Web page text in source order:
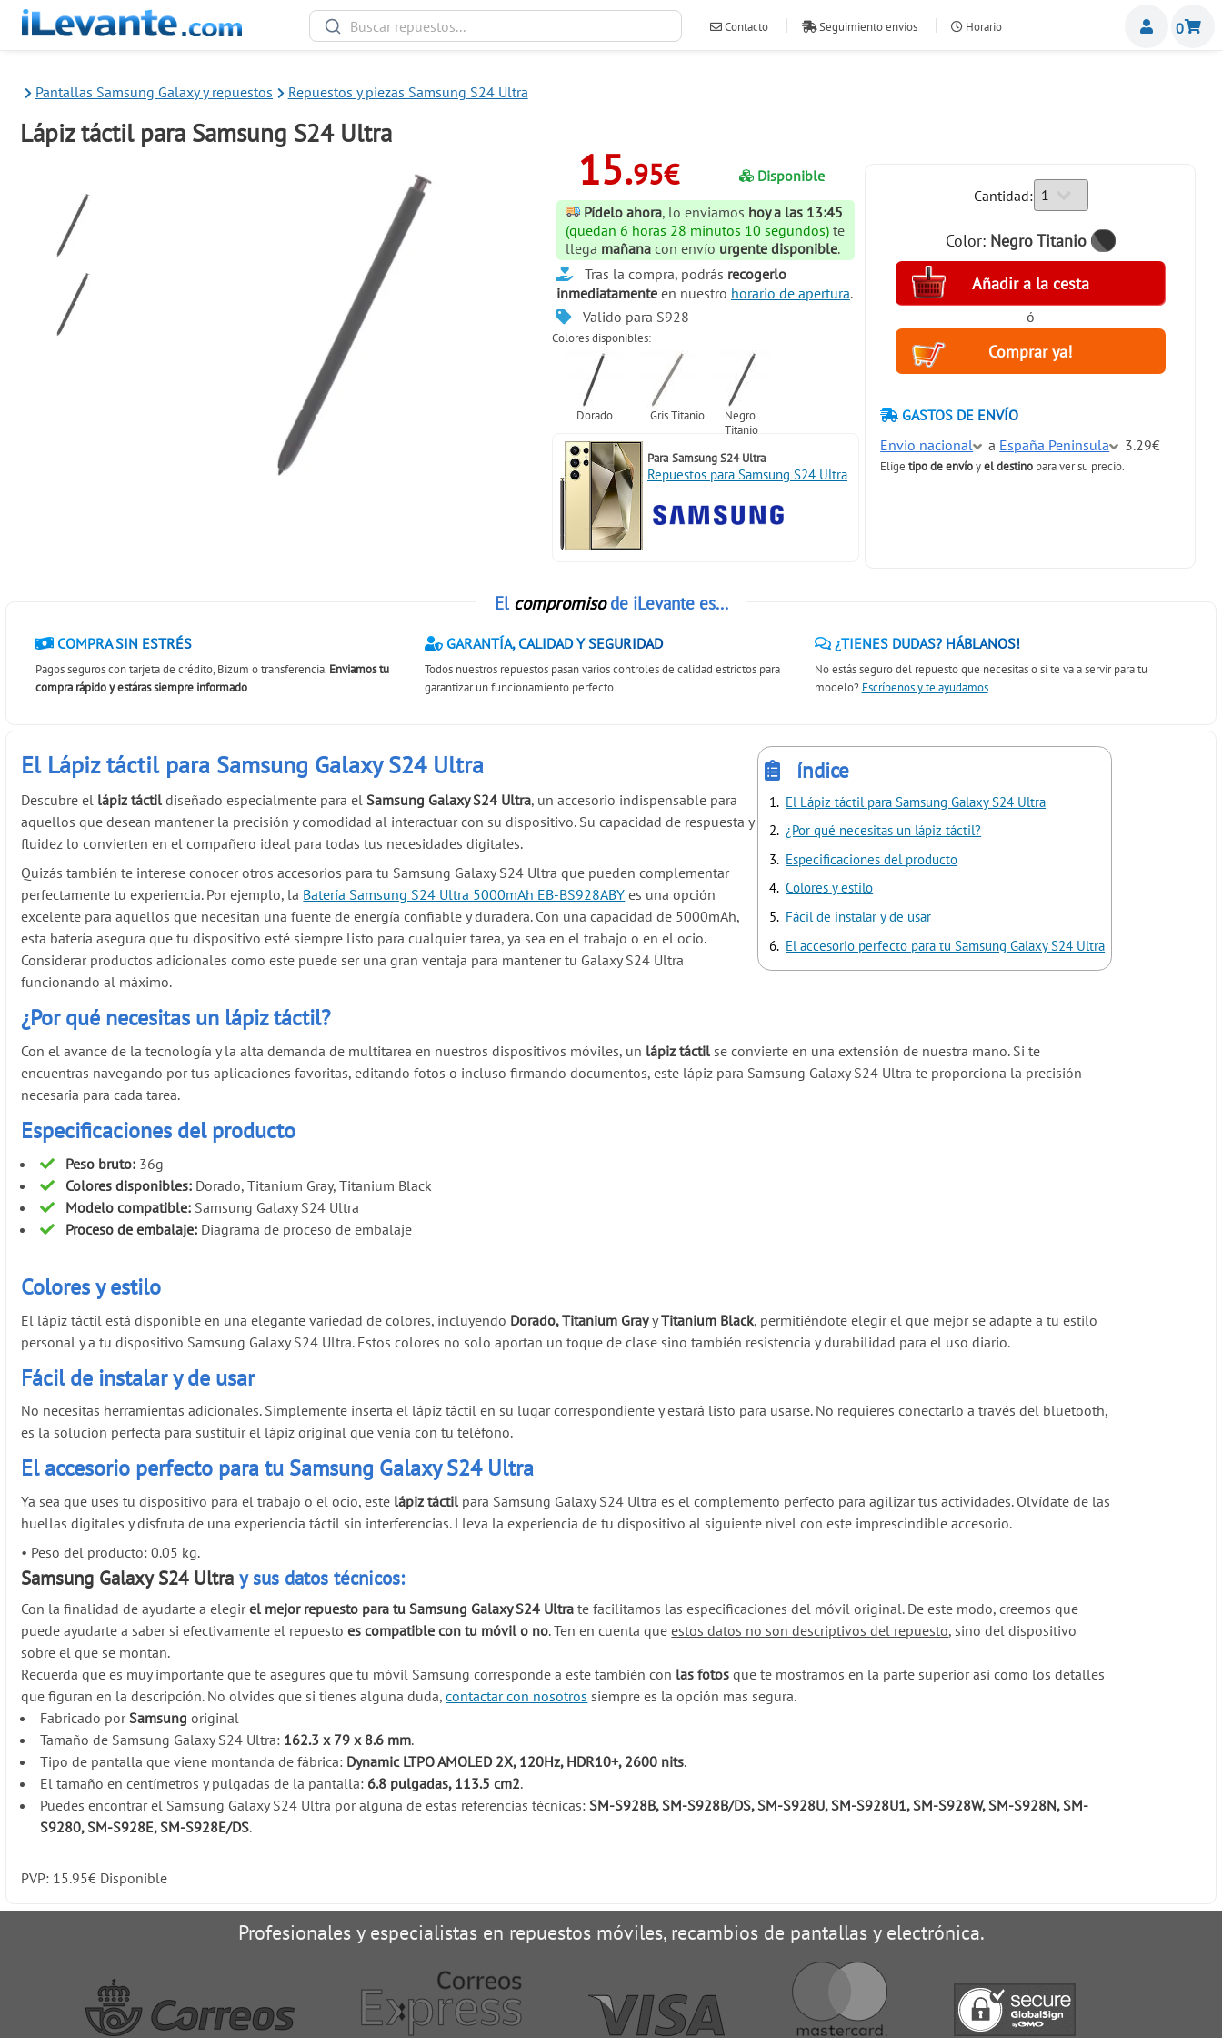
Contacto Seguimiento envíos Horario 0
Pantallas Samsung Galaxy y repuestos Repuestos y piezas Samsung S24 Ultra
Lápiz táctil para Samsung S24 Ultra
15.95€
Disponible
Pídelo ahora, lo enviamos hoy a las 13:45
(quedan 6 horas 28 minutos 9 segundos)te
llega mañana con envío urgente disponible.
Tras la compra, podrás recogerlo
inmediatamenteen nuestro horario de apertura.
Valido para S928
Colores disponibles:
Para Samsung S24 Ultra
Repuestos para Samsung S24 Ultra
Cantidad:
Color: Negro Titanio
ó
GASTOS DE ENVÍO
Envio nacional
a España Peninsula 3.29€
Eligetipo de envíoyel destino para ver su precio.
El compromisode iLevante es...
COMPRA SIN ESTRÉS
Pagos seguros con tarjeta de crédito, Bizum o transferencia. Enviamos tu
compra rápido y estáras siempre informado.
GARANTÍA, CALIDAD Y SEGURIDAD
Todos nuestros repuestos pasan varios controles de calidad estrictos para
garantizar un funcionamiento perfecto.
¿TIENES DUDAS? HÁBLANOS!
No estás seguro del repuesto que necesitas o si te va a servir para tu
modelo? Escríbenos y te ayudamos
índice
El Lápiz táctil para Samsung Galaxy S24 Ultra
¿Por qué necesitas un lápiz táctil?
Especificaciones del producto
Colores y estilo
Fácil de instalar y de usar
El accesorio perfecto para tu Samsung Galaxy S24 Ultra
El Lápiz táctil para Samsung Galaxy S24 Ultra
Descubre el lápiz táctil diseñado especialmente para elSamsung Galaxy S24 Ultra, un accesorio indispensable para
aquellos que desean mantener la precisión y comodidad al interactuar con su dispositivo. Su capacidad de respuesta y
fluidez lo convierten en el compañero ideal para todas tus necesidades digitales.
Quizás también te interese conocer otros accesorios para tu Samsung Galaxy S24 Ultra que pueden complementar
perfectamente tu experiencia. Por ejemplo, la Batería Samsung S24 Ultra 5000mAh EB-BS928ABY es una opción
excelente para aquellos que necesitan una fuente de energía confiable y duradera. Con una capacidad de 5000mAh,
esta batería asegura que tu dispositivo esté siempre listo para cualquier tarea, ya sea en el trabajo o en el ocio.
Considerar productos adicionales como este puede ser una gran ventaja para mantener tu Galaxy S24 Ultra
funcionando al máximo.
¿Por qué necesitas un lápiz táctil?
Con el avance de la tecnología y la alta demanda de multitarea en nuestros dispositivos móviles, un lápiz táctil se convierte en una extensión de nuestra mano. Si te
encuentras navegando por tus aplicaciones favoritas, editando fotos o incluso firmando documentos, este lápiz para Samsung Galaxy S24 Ultra te proporciona la precisión
necesaria para cada tarea.
Especificaciones del producto
Peso bruto: 36g
Colores disponibles: Dorado, Titanium Gray, Titanium Black
Modelo compatible: Samsung Galaxy S24 Ultra
Proceso de embalaje: Diagrama de proceso de embalaje
Colores y estilo
El lápiz táctil está disponible en una elegante variedad de colores, incluyendo Dorado, Titanium GrayyTitanium Black, permitiéndote elegir el que mejor se adapte a tu estilo
personal y a tu dispositivo Samsung Galaxy S24 Ultra. Estos colores no solo aportan un toque de clase sino también resistencia y durabilidad para el uso diario.
Fácil de instalar y de usar
No necesitas herramientas adicionales. Simplemente inserta el lápiz táctil en su lugar correspondiente y estará listo para usarse. No requieres conectarlo a través del bluetooth,
es la solución perfecta para sustituir el lápiz original que venía con tu teléfono.
El accesorio perfecto para tu Samsung Galaxy S24 Ultra
Ya sea que uses tu dispositivo para el trabajo o el ocio, este lápiz táctil para Samsung Galaxy S24 Ultra es el complemento perfecto para agilizar tus actividades. Olvídate de las
huellas digitales y disfruta de una experiencia táctil sin interferencias. Lleva la experiencia de tu dispositivo al siguiente nivel con este imprescindible accesorio.
• Peso del producto: 0.05 kg.
Samsung Galaxy S24 Ultra y sus datos técnicos:
Con la finalidad de ayudarte a elegirel mejor repuesto para tu Samsung Galaxy S24 Ultra te facilitamos las especificaciones del móvil original. De este modo, creemos que
puede ayudarte a saber si efectivamente el repuestoes compatible con tu móvil o no. Ten en cuenta queestos datos no son descriptivos del repuesto, sino del dispositivo
sobre el que se montan.
Recuerda que es muy importante que te asegures que tu móvil Samsung corresponde a este también con las fotos que te mostramos en la parte superior así como los detalles
que figuran en la descripción. No olvides que si tienes alguna duda,contactar con nosotros siempre es la opción mas segura.
Fabricado porSamsung original
Tamaño de Samsung Galaxy S24 Ultra: 162.3 x 79 x 8.6 mm.
Tipo de pantalla que viene montanda de fábrica: Dynamic LTPO AMOLED 2X, 120Hz, HDR10+, 2600 nits.
El tamaño en centímetros y pulgadas de la pantalla: 6.8 pulgadas, 113.5 cm2.
Puedes encontrar el Samsung Galaxy S24 Ultra por alguna de estas referencias técnicas:SM-S928B, SM-S928B/DS, SM-S928U, SM-S928U1, SM-S928W, SM-S928N, SM-
S9280, SM-S928E, SM-S928E/DS.
PVP: 15.95€ Disponible
Profesionales y especialistas en repuestos móviles, recambios de pantallas y electrónica.